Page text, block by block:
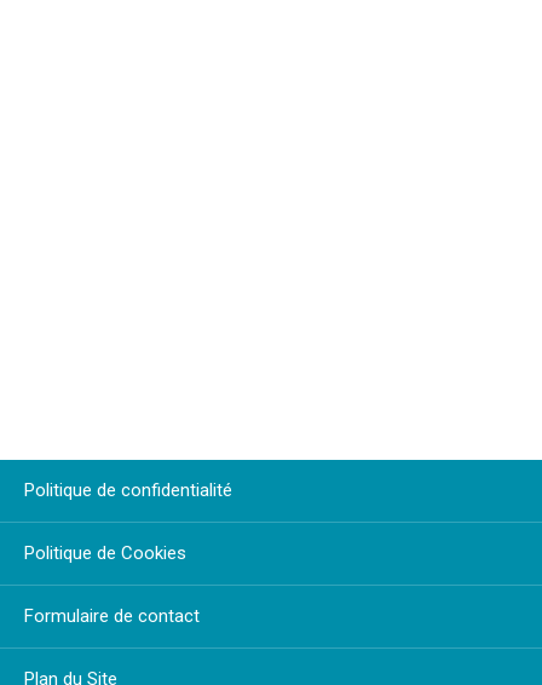
Politique de confidentialité
Politique de Cookies
Formulaire de contact
Plan du Site